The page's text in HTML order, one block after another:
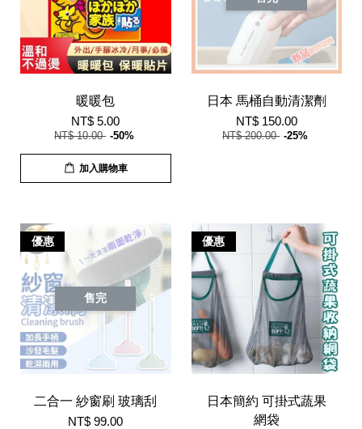
暖暖包
NT$ 5.00
NT$ 10.00 -50%
加入購物車
日本 馬桶自動清潔劑
NT$ 150.00
NT$ 200.00 -25%
優惠
售完
二合一 紗窗刷 玻璃刮
NT$ 99.00
優惠
日本簡約 可掛式蔬果
網袋